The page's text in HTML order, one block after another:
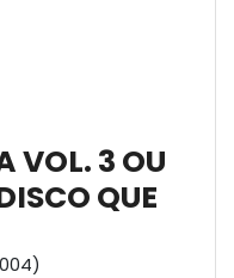
VOL. 3 OU
QUE